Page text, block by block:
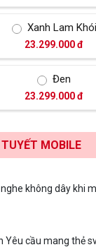
Xanh Lam Khói
23.299.000 đ
Đen
23.299.000 đ
MOBILE
không dây khi
Yêu cầu mang thẻ